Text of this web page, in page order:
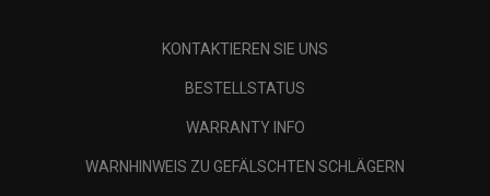
KONTAKTIEREN SIE UNS
BESTELLSTATUS
WARRANTY INFO
WARNHINWEIS ZU GEFÄLSCHTEN SCHLÄGERN